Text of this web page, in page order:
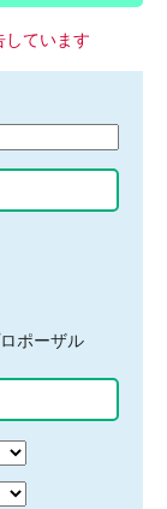
しています
ポーザル